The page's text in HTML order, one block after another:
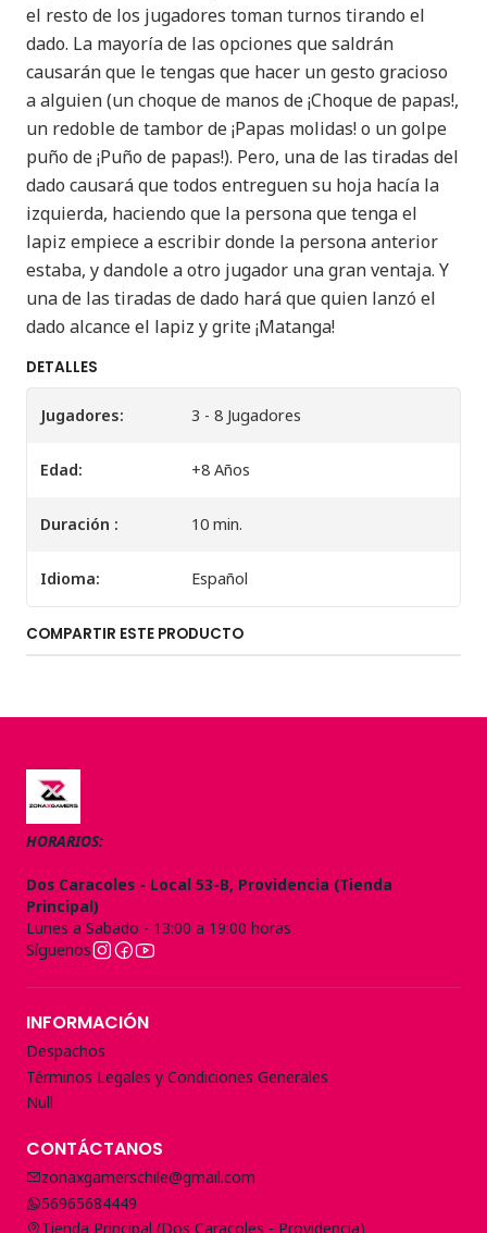
el resto de los jugadores toman turnos tirando el
dado. La mayoría de las opciones que saldrán
causarán que le tengas que hacer un gesto gracioso
a alguien (un choque de manos de ¡Choque de papas!,
un redoble de tambor de ¡Papas molidas! o un golpe
puño de ¡Puño de papas!). Pero, una de las tiradas del
dado causará que todos entreguen su hoja hacía la
izquierda, haciendo que la persona que tenga el
lapiz empiece a escribir donde la persona anterior
estaba, y dandole a otro jugador una gran ventaja. Y
una de las tiradas de dado hará que quien lanzó el
dado alcance el lapiz y grite ¡Matanga!
DETALLES
Jugadores: 3 - 8 Jugadores
Edad: +8 Años
Duración : 10 min.
Idioma: Español
COMPARTIR ESTE PRODUCTO
HORARIOS:
Dos Caracoles - Local 53-B, Providencia (Tienda
Principal)
Lunes a Sabado - 13:00 a 19:00 horas
Síguenos
INFORMACIÓN
Despachos
Términos Legales y Condiciones Generales
Null
CONTÁCTANOS
zonaxgamerschile@gmail.com
56965684449
Tienda Principal (Dos Caracoles - Providencia)